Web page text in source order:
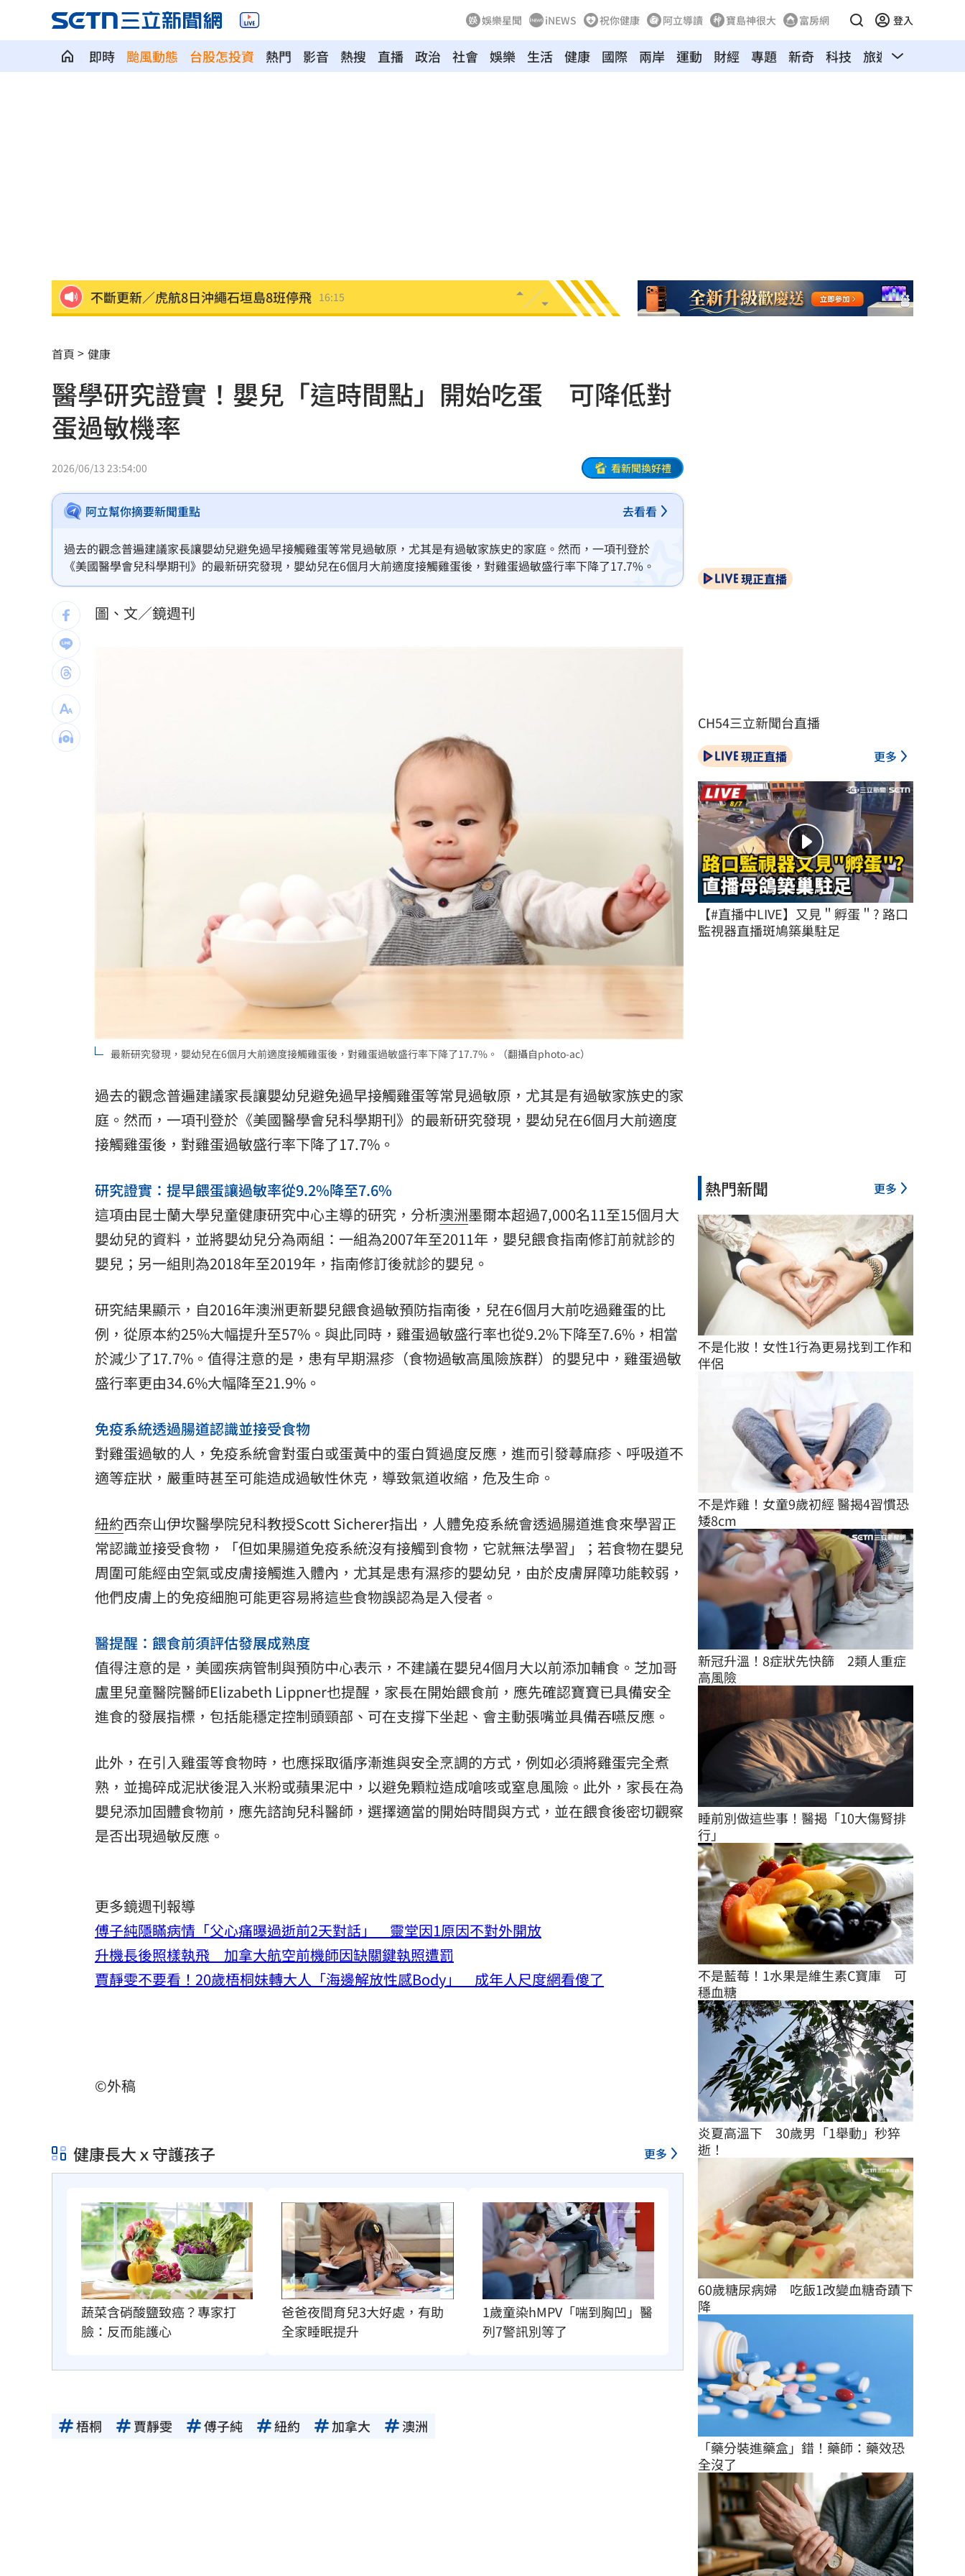
娛樂星聞 iNEWS 祝你健康 阿立導讀 寶島神很大 富房網 登入
即時 颱風動態 台股怎投資 熱門 影音 熱搜 直播 政治 社會 娛樂 生活 健康 國際 兩岸 運動 財經 專題 新奇 科技 旅遊 汽車
天空突下起麻將雨 士林婦險遭砸頭受傷 16:15
吉安鄉公所副主任酒駕 突開車門害摔車
白海豚會放颱風假？最新暴風圈侵襲率曝光 16:12
前員工虐殺董座封屍 他見煞：有冤屈在哭
瓊斯盃領隊出爐 陳立宗與張維正挺台灣隊
白推交通罰款專用公投！綠：可直接處理 16:06
台中女里長掃街拜票遭潑糞⋯全身沾滿穢物 16:01
三立iNEWS新聞台線上直播
台彩父親節推新刮刮樂千萬頭獎超「爸」氣
商場戰國來臨 台中「頂奢大道」逐漸成形
「拍片人的多重宇宙」職涯論壇9/12登場！ 10:30
8國球員齊聚高雄 Formosa 7s掀足球熱潮
理想混蛋號召粉絲跨海追星吃美食！ 18:15
首頁 健康
醫學研究證實！嬰兒「這時間點」開始吃蛋 可降低對
蛋過敏機率
2026/06/13 23:54:00 看新聞換好禮
阿立幫你摘要新聞重點 去看看
過去的觀念普遍建議家長讓嬰幼兒避免過早接觸雞蛋等常見過敏原，尤其是有過敏家族史的家庭。然而，一項刊登於
《美國醫學會兒科學期刊》的最新研究發現，嬰幼兒在6個月大前適度接觸雞蛋後，對雞蛋過敏盛行率下降了17.7%。
圖、文／鏡週刊
最新研究發現，嬰幼兒在6個月大前適度接觸雞蛋後，對雞蛋過敏盛行率下降了17.7%。（翻攝自photo-ac）
過去的觀念普遍建議家長讓嬰幼兒避免過早接觸雞蛋等常見過敏原，尤其是有過敏家族史的家
庭。然而，一項刊登於《美國醫學會兒科學期刊》的最新研究發現，嬰幼兒在6個月大前適度
接觸雞蛋後，對雞蛋過敏盛行率下降了17.7%。
研究證實：提早餵蛋讓過敏率從9.2%降至7.6%
這項由昆士蘭大學兒童健康研究中心主導的研究，分析澳洲墨爾本超過7,000名11至15個月大
嬰幼兒的資料，並將嬰幼兒分為兩組：一組為2007年至2011年，嬰兒餵食指南修訂前就診的
嬰兒；另一組則為2018年至2019年，指南修訂後就診的嬰兒。
研究結果顯示，自2016年澳洲更新嬰兒餵食過敏預防指南後，兒在6個月大前吃過雞蛋的比
例，從原本約25%大幅提升至57%。與此同時，雞蛋過敏盛行率也從9.2%下降至7.6%，相當
於減少了17.7%。值得注意的是，患有早期濕疹（食物過敏高風險族群）的嬰兒中，雞蛋過敏
盛行率更由34.6%大幅降至21.9%。
免疫系統透過腸道認識並接受食物
對雞蛋過敏的人，免疫系統會對蛋白或蛋黃中的蛋白質過度反應，進而引發蕁麻疹、呼吸道不
適等症狀，嚴重時甚至可能造成過敏性休克，導致氣道收縮，危及生命。
紐約西奈山伊坎醫學院兒科教授Scott Sicherer指出，人體免疫系統會透過腸道進食來學習正
常認識並接受食物，「但如果腸道免疫系統沒有接觸到食物，它就無法學習」；若食​​物在嬰兒
周圍可能經由空氣或皮膚接觸進入體內，尤其是患有濕疹的嬰幼兒，由於皮膚屏障功能較弱，
他們皮膚上的免疫細胞可能更容易將這些食物誤認為是入侵者​​。
醫提醒：餵食前須評估發展成熟度
值得注意的是，美國疾病管制與預防中心表示，不建議在嬰兒4個月大以前添加輔食。芝加哥
盧里兒童醫院醫師Elizabeth Lippner也提醒，家長在開始餵食前，應先確認寶寶已具備安全
進食的發展指標，包括能穩定控制頭頸部、可在支撐下坐起、會主動張嘴並具備吞嚥反應。
此外，在引入雞蛋等食物時，也應採取循序漸進與安全烹調的方式，例如必須將雞蛋完全煮
熟，並搗碎成泥狀後混入米粉或蘋果泥中，以避免顆粒造成嗆咳或窒息風險。此外，家長在為
嬰兒添加固體食物前，應先諮詢兒科醫師，選擇適當的開始時間與方式，並在餵食後密切觀察
是否出現過敏反應。
更多鏡週刊報導
傅子純隱瞞病情「父心痛曝過逝前2天對話」 靈堂因1原因不對外開放
升機長後照樣執飛 加拿大航空前機師因缺關鍵執照遭罰
賈靜雯不要看！20歲梧桐妹轉大人「海邊解放性感Body」 成年人尺度網看傻了
©外稿
健康長大ｘ守護孩子 更多
蔬菜含硝酸鹽致癌？專家打
臉：反而能護心
爸爸夜間育兒3大好處，有助
全家睡眠提升
1歲童染hMPV「喘到胸凹」醫
列7警訊別等了
梧桐 賈靜雯 傅子純 紐約 加拿大 澳洲
現正直播
CH54三立新聞台直播
現正直播 更多
【#直播中LIVE】又見＂孵蛋＂? 路口
監視器直播斑鳩築巢駐足
熱門新聞 更多
不是化妝！女性1行為更易找到工作和
伴侶
不是炸雞！女童9歲初經 醫揭4習慣恐
矮8cm
新冠升溫！8症狀先快篩　2類人重症
高風險
睡前別做這些事！醫揭「10大傷腎排
行」
不是藍莓！1水果是維生素C寶庫　可
穩血糖
炎夏高溫下　30歲男「1舉動」秒猝
逝！
60歲糖尿病婦　吃飯1改變血糖奇蹟下
降
「藥分裝進藥盒」錯！藥師：藥效恐
全沒了